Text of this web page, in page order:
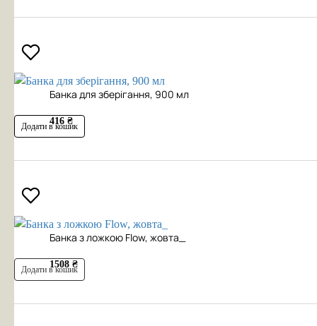
Банка для зберігання, 900 мл
416 ₴
Додати в кошик
Банка з ложкою Flow, жовта_
1508 ₴
Додати в кошик